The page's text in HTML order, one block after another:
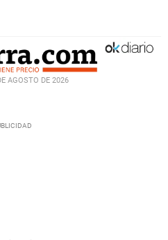
AGOSTO DE 2026